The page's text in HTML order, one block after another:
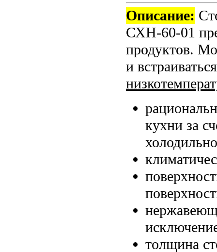
Описание:
СХН-60-01
продуктов.
и
кухни за
толщина